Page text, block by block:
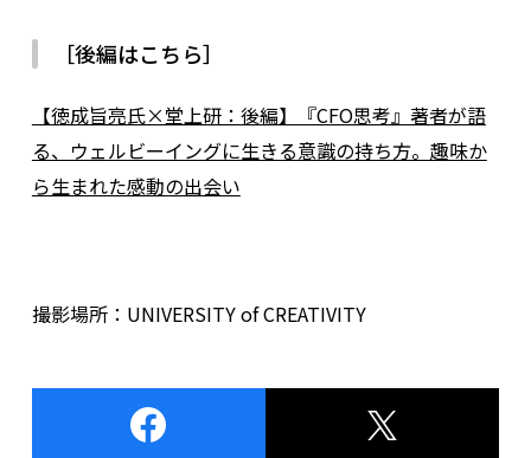
［後編はこちら］
【徳成旨亮氏×堂上研：後編】『CFO思考』著者が語
る、ウェルビーイングに生きる意識の持ち方。趣味か
ら生まれた感動の出会い
撮影場所：UNIVERSITY of CREATIVITY